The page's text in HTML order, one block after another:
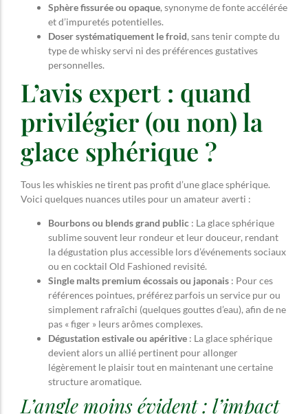
Sphère fissurée ou opaque, synonyme de fonte accélérée
et d’impuretés potentielles.
Doser systématiquement le froid, sans tenir compte du
type de whisky servi ni des préférences gustatives
personnelles.
L’avis expert : quand
privilégier (ou non) la
glace sphérique ?
Tous les whiskies ne tirent pas profit d’une glace sphérique.
Voici quelques nuances utiles pour un amateur averti :
Bourbons ou blends grand public : La glace sphérique
sublime souvent leur rondeur et leur douceur, rendant
la dégustation plus accessible lors d’événements sociaux
ou en cocktail Old Fashioned revisité.
Single malts premium écossais ou japonais : Pour ces
références pointues, préférez parfois un service pur ou
simplement rafraîchi (quelques gouttes d’eau), afin de ne
pas « figer » leurs arômes complexes.
Dégustation estivale ou apéritive : La glace sphérique
devient alors un allié pertinent pour allonger
légèrement le plaisir tout en maintenant une certaine
structure aromatique.
L’angle moins évident : l’impact